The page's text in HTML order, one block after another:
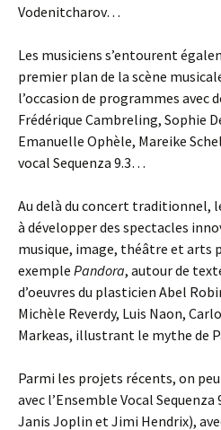
Vodenitcharov…
Les musiciens s’entourent
premier plan de la scène
l’occasion de programmes avec
Frédérique Cambreling, Sophie
Emanuelle Ophèle, Mareike
vocal Sequenza 9.3…
Au delà du concert traditionnel,
à développer des spectacles
musique, image, théâtre et arts
exemple Pandora, autour de
d’oeuvres du plasticien Abel
Michèle Reverdy, Luis Naon,
Markeas, illustrant le mythe de
Parmi les projets récents, on
avec l’Ensemble Vocal
Janis Joplin et Jimi Hendrix),